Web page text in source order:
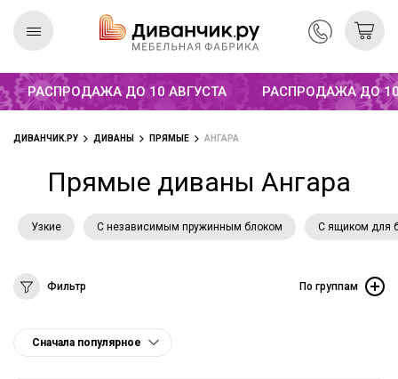
РАСПРОДАЖА ДО 10 АВГУСТА РАСПРОДАЖА ДО 10
ДИВАНЧИК.РУ ДИВАНЫ ПРЯМЫЕ АНГАРА
Прямые диваны Ангара
Узкие С независимым пружинным блоком С ящиком для
Фильтр По группам
Скандинавская
коллекция